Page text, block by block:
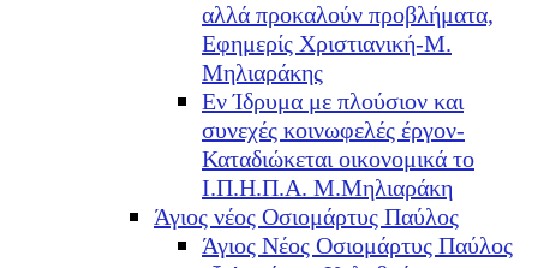
αλλά προκαλούν προβλήματα,
Εφημερίς Χριστιανική-Μ.
Μηλιαράκης
Εν Ίδρυμα με πλούσιον και
συνεχές κοινωφελές έργον-
Καταδιώκεται οικονομικά το
Ι.Π.Η.Π.Α. Μ.Μηλιαράκη
Άγιος νέος Οσιομάρτυς Παύλος
Άγιος Νέος Οσιομάρτυς Παύλος